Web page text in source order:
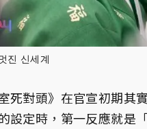
진 신세계
死對頭》在官宣初期其
設定時，第一反應就是